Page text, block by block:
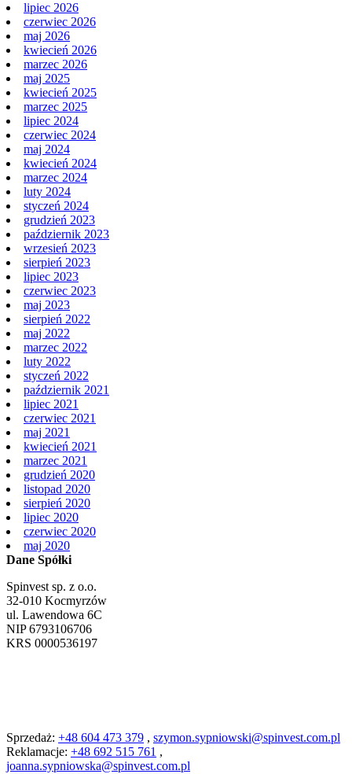
lipiec 2026
czerwiec 2026
maj 2026
kwiecień 2026
marzec 2026
maj 2025
kwiecień 2025
marzec 2025
lipiec 2024
czerwiec 2024
maj 2024
kwiecień 2024
marzec 2024
luty 2024
styczeń 2024
grudzień 2023
październik 2023
wrzesień 2023
sierpień 2023
lipiec 2023
czerwiec 2023
maj 2023
sierpień 2022
maj 2022
marzec 2022
luty 2022
styczeń 2022
październik 2021
lipiec 2021
czerwiec 2021
maj 2021
kwiecień 2021
marzec 2021
grudzień 2020
listopad 2020
sierpień 2020
lipiec 2020
czerwiec 2020
maj 2020
Dane Spółki
Spinvest sp. z o.o.
32-010 Kocmyrzów
ul. Lawendowa 6C
NIP 6793106706
KRS 0000536197
Sprzedaż: +48 604 473 379 , szymon.sypniowski@spinvest.com.pl
Reklamacje: +48 692 515 761 ,
joanna.sypniowska@spinvest.com.pl